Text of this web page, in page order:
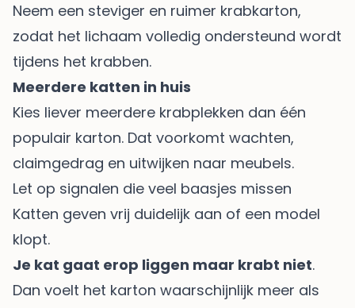
Neem een steviger en ruimer krabkarton,
zodat het lichaam volledig ondersteund wordt
tijdens het krabben.
Meerdere katten in huis
Kies liever meerdere krabplekken dan één
populair karton. Dat voorkomt wachten,
claimgedrag en uitwijken naar meubels.
Let op signalen die veel baasjes missen
Katten geven vrij duidelijk aan of een model
klopt.
Je kat gaat erop liggen maar krabt niet.
Dan voelt het karton waarschijnlijk meer als